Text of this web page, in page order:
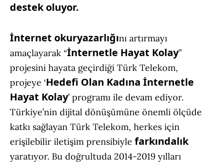
destek oluyor.
İnternet okuryazarlığını artırmayı
amaçlayarak “İnternetle Hayat Kolay”
projesini hayata geçirdiği Türk Telekom,
projeye ‘Hedefi Olan Kadına İnternetle
Hayat Kolay’ programı ile devam ediyor.
Türkiye’nin dijital dönüşümüne önemli ölçüde
katkı sağlayan Türk Telekom, herkes için
erişilebilir iletişim prensibiyle farkındalık
yaratıyor. Bu doğrultuda 2014-2019 yılları